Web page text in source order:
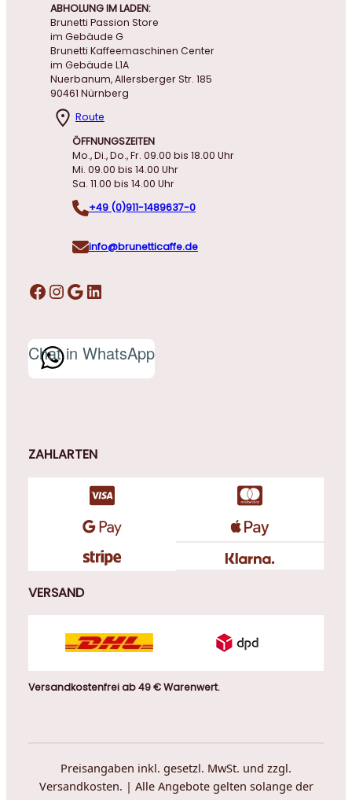
ABHOLUNG IM LADEN:
Brunetti Passion Store
im Gebäude G
Brunetti Kaffeemaschinen Center
im Gebäude L1A
Nuerbanum, Allersberger Str. 185
90461 Nürnberg
Route
ÖFFNUNGSZEITEN
Mo., Di., Do., Fr. 09.00 bis 18.00 Uhr
Mi. 09.00 bis 14.00 Uhr
Sa. 11.00 bis 14.00 Uhr
+49 (0)911-1489637-0
info@brunetticaffe.de
Facebook InstagramGoogle LinkedIn
Chat in WhatsApp
ZAHLARTEN
VERSAND
Versandkostenfrei ab 49 € Warenwert.
Preisangaben inkl. gesetzl. MwSt. und zzgl.
Versandkosten. | Alle Angebote gelten solange der